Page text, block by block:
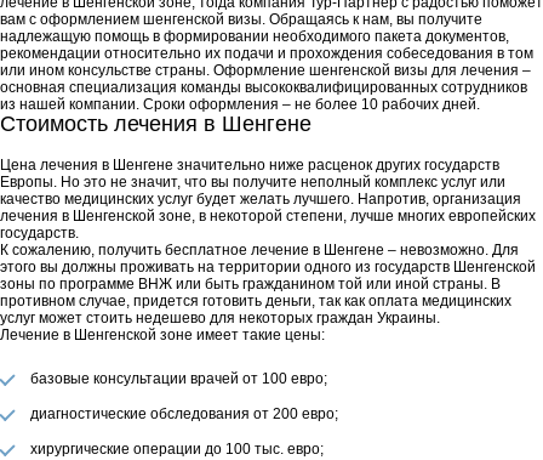
вам с оформлением шенгенской визы. Обращаясь к нам, вы получите
надлежащую помощь в формировании необходимого пакета документов,
рекомендации относительно их подачи и прохождения собеседования в том
или ином консульстве страны. Оформление шенгенской визы для лечения –
основная специализация команды высококвалифицированных сотрудников
из нашей компании. Сроки оформления – не более 10 рабочих дней.
Стоимость лечения в Шенгене
Цена лечения в Шенгене значительно ниже расценок других государств
Европы. Но это не значит, что вы получите неполный комплекс услуг или
качество медицинских услуг будет желать лучшего. Напротив, организация
лечения в Шенгенской зоне, в некоторой степени, лучше многих европейских
государств.
К сожалению, получить бесплатное лечение в Шенгене – невозможно. Для
этого вы должны проживать на территории одного из государств Шенгенской
зоны по программе ВНЖ или быть гражданином той или иной страны. В
противном случае, придется готовить деньги, так как оплата медицинских
услуг может стоить недешево для некоторых граждан Украины.
Лечение в Шенгенской зоне имеет такие цены:
базовые консультации врачей от 100 евро;
диагностические обследования от 200 евро;
хирургические операции до 100 тыс. евро;